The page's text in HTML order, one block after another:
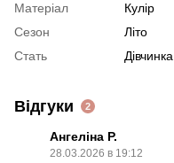
Матеріал
Кулір
Сезон
Літо
Стать
Дівчинка
Відгуки 2
Ангеліна Р.
28.03.2026 в 19:12